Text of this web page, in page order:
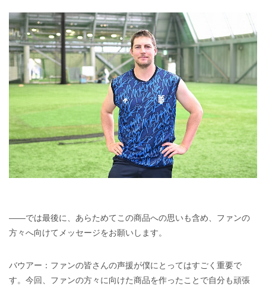
――では最後に、あらためてこの商品への思いも含め、ファンの
方々へ向けてメッセージをお願いします。
バウアー：ファンの皆さんの声援が僕にとってはすごく重要で
す。今回、ファンの方々に向けた商品を作ったことで自分も頑張